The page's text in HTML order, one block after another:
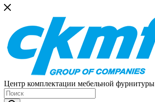
Центр комплектации мебельной фурнитуры